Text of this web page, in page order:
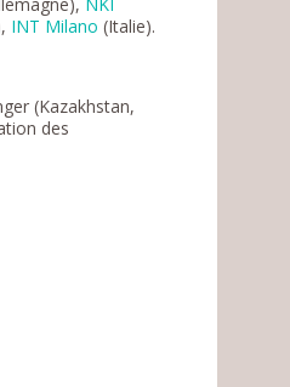
INT Milano (Italie).
(Kazakhstan,
des